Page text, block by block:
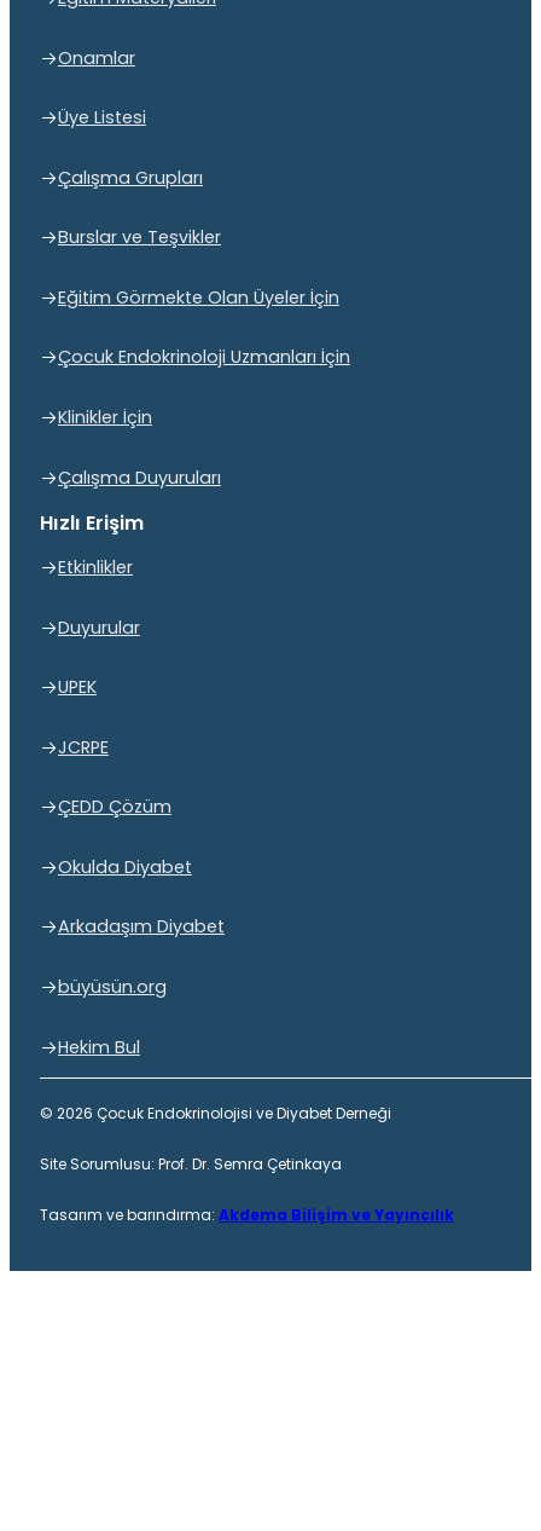
Onamlar
Üye Listesi
Çalışma Grupları
Burslar ve Teşvikler
Eğitim Görmekte Olan Üyeler İçin
Çocuk Endokrinoloji Uzmanları İçin
Klinikler İçin
Çalışma Duyuruları
Hızlı Erişim
Etkinlikler
Duyurular
UPEK
JCRPE
ÇEDD Çözüm
Okulda Diyabet
Arkadaşım Diyabet
büyüsün.org
Hekim Bul
© 2026 Çocuk Endokrinolojisi ve Diyabet Derneği
Site Sorumlusu: Prof. Dr. Semra Çetinkaya
Tasarım ve barındırma: Akdema Bilişim ve Yayıncılık